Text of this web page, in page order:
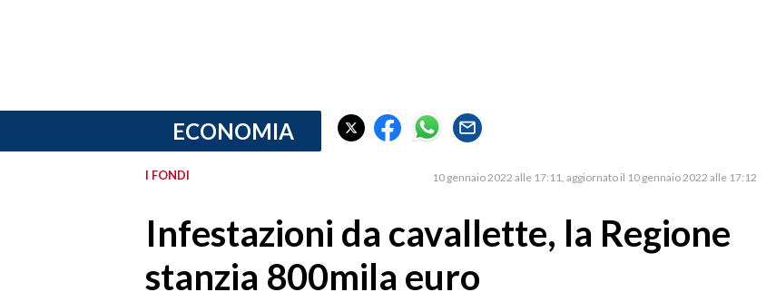
PROVINCIA DI CAGLIARI
ECONOMIA
I FONDI 10 gennaio 2022 alle 17:11 aggiornato il 10 gennaio 2022 alle 17:12
Infestazioni da cavallette, la Regione
stanzia 800mila euro